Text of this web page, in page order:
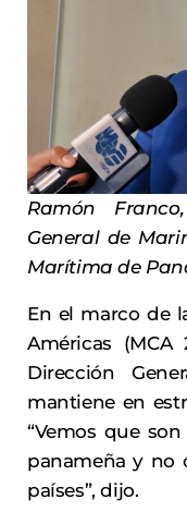
Ramón
General de
Marítima de
En el marco de
Américas (MCA
Dirección
mantiene en
“Vemos que
panameña y no
países”, dijo.